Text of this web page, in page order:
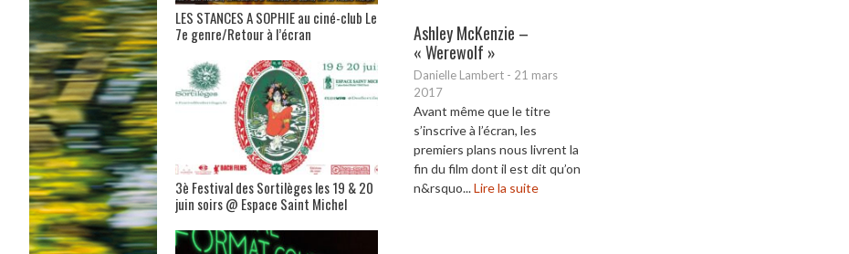
Ashley McKenzie –
« Werewolf »
Danielle Lambert - 21 mars
2017
Avant même que le titre
s’inscrive à l’écran, les
premiers plans nous livrent la
fin du film dont il est dit qu’on
n&rsquo...Lire la suite
LES STANCES A SOPHIE au ciné-club Le
7e genre/Retour à l’écran
3è Festival des Sortilèges les 19 & 20
juin soirs @ Espace Saint Michel